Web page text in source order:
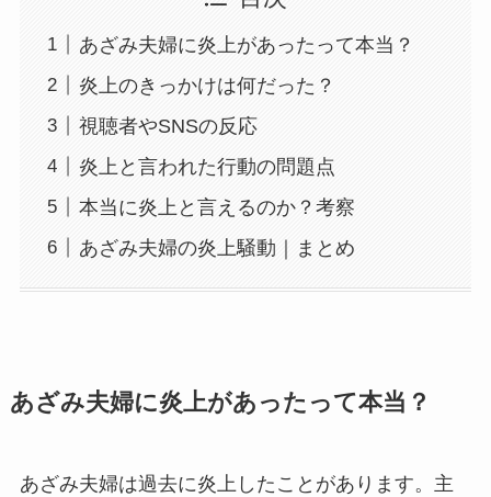
あざみ夫婦に炎上があったって本当？
炎上のきっかけは何だった？
視聴者やSNSの反応
炎上と言われた行動の問題点
本当に炎上と言えるのか？考察
あざみ夫婦の炎上騒動｜まとめ
あざみ夫婦に炎上があったって本当？
あざみ夫婦は過去に炎上したことがあります。主